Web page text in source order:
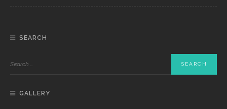
SEARCH
GALLERY